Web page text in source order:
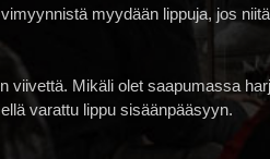
myydään lippuja, jos
Mikäli olet saapumassa
varattu lippu sisäänpääsyyn.